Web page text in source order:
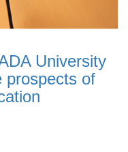
University
prospects of